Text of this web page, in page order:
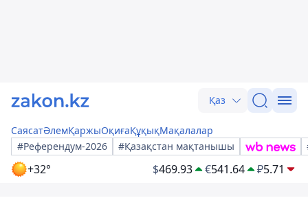
Қаз
СаясатӘлемҚаржыОқиғаҚұқықМақалалар
#Референдум-2026
#Қазақстан мақтанышы
+32° $469.93 €541.64 ₽5.71